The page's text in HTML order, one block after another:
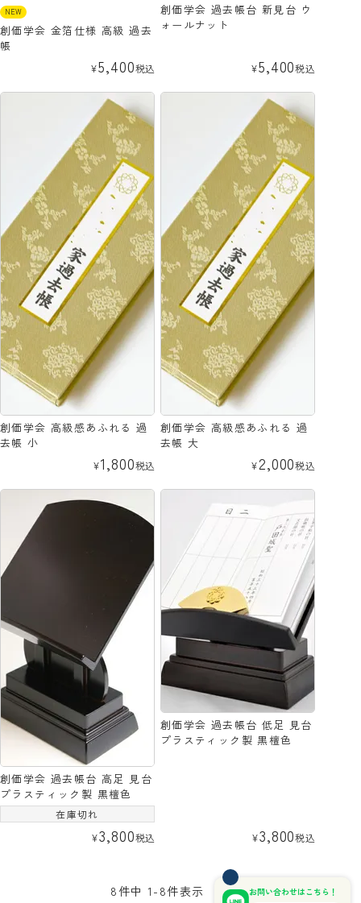
NEW
創価学会 金箔仕様 高級 過去
帳
¥5,400税込
創価学会 過去帳台 新見台 ウ
ォールナット
¥5,400税込
創価学会 高級感あふれる 過
去帳 小
¥1,800税込
創価学会 高級感あふれる 過
去帳 大
¥2,000税込
創価学会 過去帳台 高足 見台
プラスティック製 黒檀色
在庫切れ
¥3,800税込
創価学会 過去帳台 低足 見台
プラスティック製 黒檀色
¥3,800税込
8件中 1 - 8件表示
お問い合わせはこちら！